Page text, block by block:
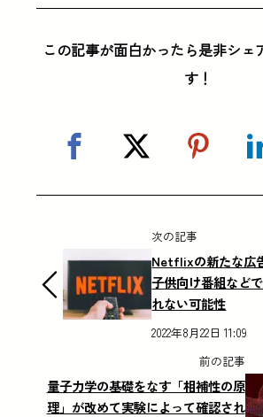
この記事が面白かったら是非シェ
す！
次の記事
Netflixの新たな広
子供向け番組など
れない可能性
2022年8月22日 11:09
前の記事
量子力学の基礎をなす「相補性の原
理」が改めて実験によって確認され